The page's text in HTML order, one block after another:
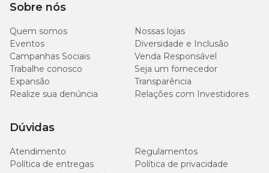
Sobre nós
Quem somos
Nossas lojas
Eventos
Diversidade e Inclusão
Campanhas Sociais
Venda Responsável
Trabalhe conosco
Seja um fornecedor
Expansão
Transparência
Realize sua denúncia
Relações com Investidores
Dúvidas
Atendimento
Regulamentos
Política de entregas
Política de privacidade